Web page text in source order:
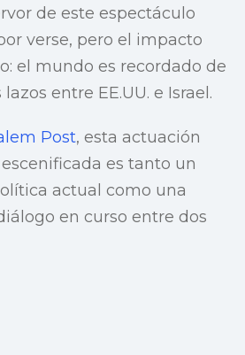
de este espectáculo
verse, pero el impacto
el mundo es recordado de
entre EE.UU. e Israel.
Post, esta actuación
es tanto un
actual como una
en curso entre dos